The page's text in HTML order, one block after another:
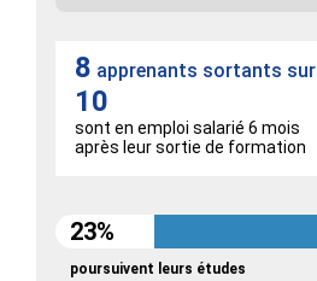
8 apprenants sortants sur
10
sont en emploi salarié 6 mois
après leur sortie de formation
23%
poursuivent leurs études